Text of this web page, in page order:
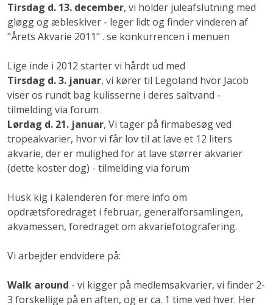
Tirsdag d. 13. december, vi holder juleafslutning med
gløgg og æbleskiver - leger lidt og finder vinderen af
"Årets Akvarie 2011" . se konkurrencen i menuen
Lige inde i 2012 starter vi hårdt ud med
Tirsdag d. 3. januar, vi kører til Legoland hvor Jacob
viser os rundt bag kulisserne i deres saltvand -
tilmelding via forum
Lørdag d. 21. januar, Vi tager på firmabesøg ved
tropeakvarier, hvor vi får lov til at lave et 12 liters
akvarie, der er mulighed for at lave størrer akvarier
(dette koster dog) - tilmelding via forum
Husk kig i kalenderen for mere info om
opdrætsforedraget i februar, generalforsamlingen,
akvamessen, foredraget om akvariefotografering.
Vi arbejder endvidere på:
Walk around - vi kigger på medlemsakvarier, vi finder 2-
3 forskellige på en aften, og er ca. 1 time ved hver. Her